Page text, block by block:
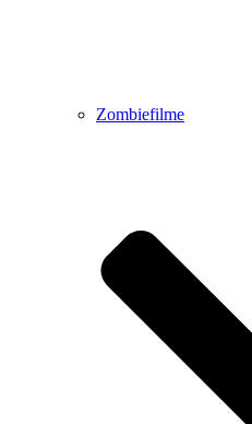
Zombiefilme